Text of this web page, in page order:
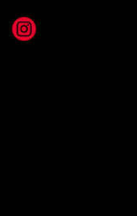
Instagram